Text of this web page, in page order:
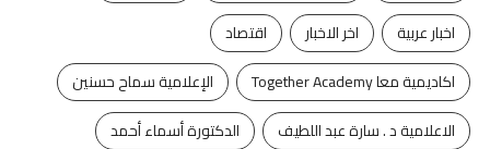
اخبار عربية
اخر الاخبار
اقتصاد
اكاديمية معا Together Academy
الإعلامية سماح حسنين
الاعلامية د . سارة عبد اللطيف
الدكتورة أسماء أحمد